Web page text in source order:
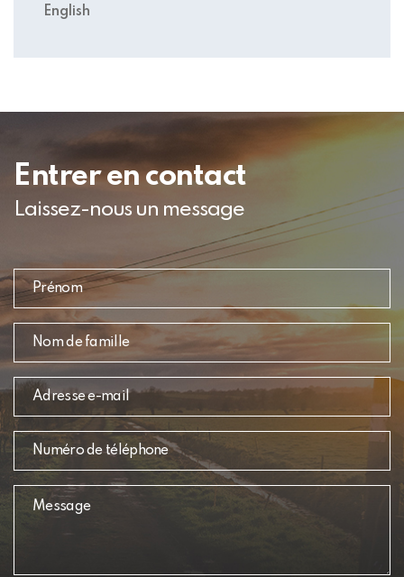
English
Entrer en contact
Laissez-nous un message